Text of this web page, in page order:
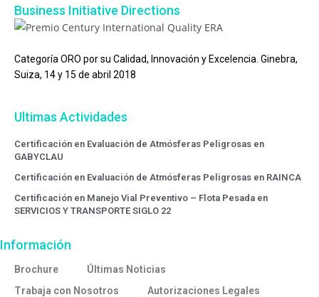
Business Initiative Directions
Categoría ORO por su Calidad, Innovación y Excelencia. Ginebra,
Suiza, 14 y 15 de abril 2018
Ultimas Actividades
Certificación en Evaluación de Atmósferas Peligrosas en
GABYCLAU
Certificación en Evaluación de Atmósferas Peligrosas en RAINCA
Certificación en Manejo Vial Preventivo – Flota Pesada en
SERVICIOS Y TRANSPORTE SIGLO 22
Información
Brochure
Últimas Noticias
Trabaja con Nosotros
Autorizaciones Legales